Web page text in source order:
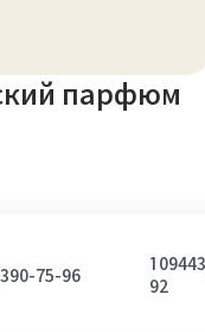
парфюм
75-96
92